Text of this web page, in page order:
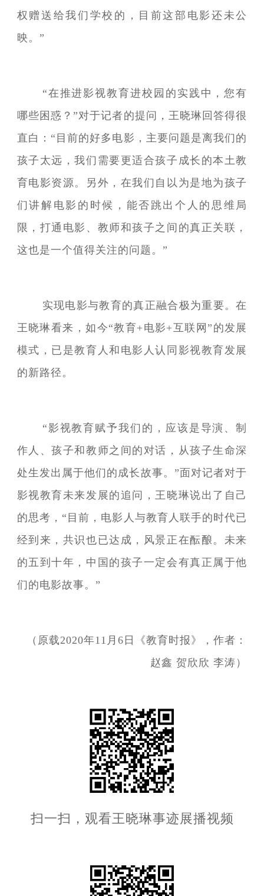
权赠送给我们学校的，目前这部电影还未公
映。”
“在推进影视教育进校园的实践中，您有
哪些困惑？”对于记者的提问，王晓琳回答得很
直白：“目前的好多电影，主要问题是离我们的
孩子太远，我们需要更适合孩子成长的本土教
育电影资源。另外，在我们自以为是地为孩子
们讲解电影的时候，能否跳出个人的思维局
限，打通电影、教师和孩子之间的真正关联，
这也是一个值得关注的问题。”
实现电影与教育的真正融合极为重要。在
王晓琳看来，如今“教育+电影+互联网”的发展
模式，已是教育人和电影人认同影视教育发展
的新路径。
“影视教育赋予我们的，应该是导演、制
作人、孩子和教师之间的对话，从孩子生命深
处生发出属于他们的成长故事。”面对记者对于
影视教育未来发展的追问，王晓琳说出了自己
的思考，“目前，电影人与教育人联手的时代已
经到来，共识也已达成，风景正在酝酿。未来
的五到十年，中国的孩子一定会有真正属于他
们的电影故事。”
（原载2020年11月6日《教育时报》，作者：
赵鑫 贺欣欣 李涛）
扫一扫，观看王晓琳事迹展播视频